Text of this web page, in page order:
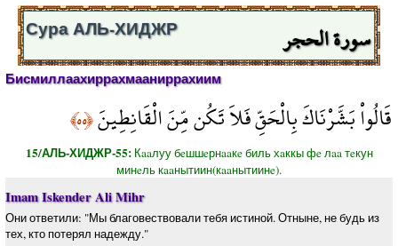
سورة الحجر Сура АЛЬ-ХИДЖР
Бисмиллаахиррахмааниррахиим
قَالُواْ بَشَّرْنَاكَ بِالْحَقِّ فَلاَ تَكُن مِّنَ الْقَانِطِينَ﴿٥٥﴾
15/АЛЬ-ХИДЖР-55: Кaaлуу бeшшeрнaaкe биль хaккы фe лaa тeкун
минeль кaaнытиин(кaaнытиинe).
Imam Iskender Ali Mihr
Они ответили: "Мы благовествовали тебя истиной. Отныне, не будь из
тех, кто потерял надежду."